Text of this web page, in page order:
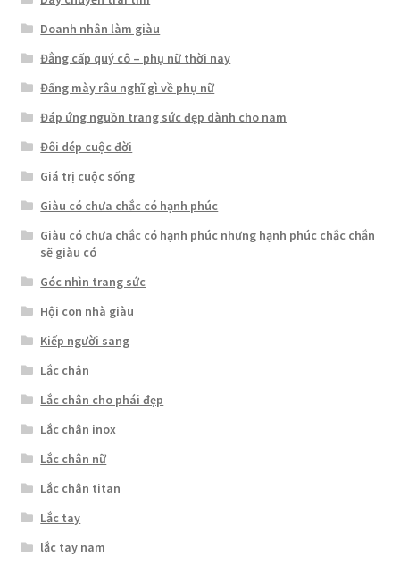
Doanh nhân làm giàu
Đẳng cấp quý cô – phụ nữ thời nay
Đấng mày râu nghĩ gì về phụ nữ
Đáp ứng nguồn trang sức đẹp dành cho nam
Đôi dép cuộc đời
Giá trị cuộc sống
Giàu có chưa chắc có hạnh phúc
Giàu có chưa chắc có hạnh phúc nhưng hạnh phúc chắc chắn
sẽ giàu có
Góc nhìn trang sức
Hội con nhà giàu
Kiếp người sang
Lắc chân
Lắc chân cho phái đẹp
Lắc chân inox
Lắc chân nữ
Lắc chân titan
Lắc tay
lắc tay nam